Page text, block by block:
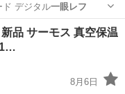
デジタル一眼レフ
自撮り
品 サーモス 真空保温
8月6日